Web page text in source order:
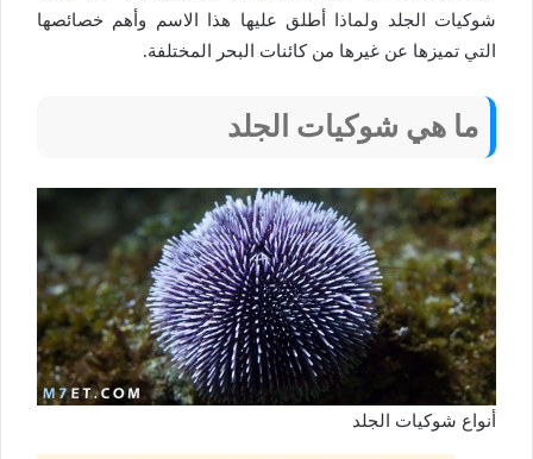
شوكيات الجلد ولماذا أطلق عليها هذا الاسم وأهم خصائصها
التي تميزها عن غيرها من كائنات البحر المختلفة.
ما هي شوكيات الجلد
أنواع شوكيات الجلد